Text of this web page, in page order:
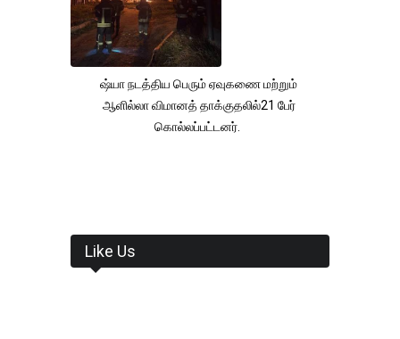
ஷ்யா நடத்திய பெரும் ஏவுகணை மற்றும்
ஆளில்லா விமானத் தாக்குதலில்21 பேர்
கொல்லப்பட்டனர்.
Like Us